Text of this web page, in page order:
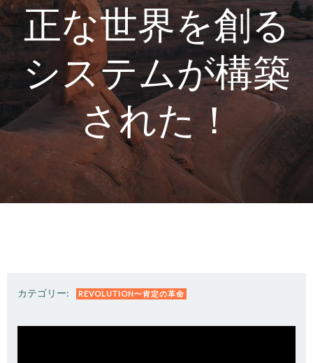
正な世界を創る
システムが構築
された！
カテゴリー: REVOLUTION〜肯定の革命